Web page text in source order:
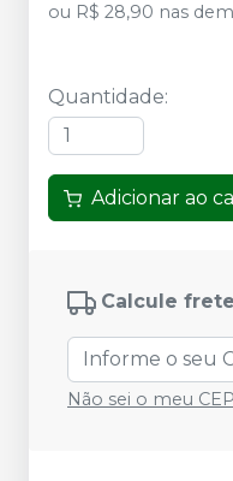
ou R$ 28,90 nas
Quantidade:
Adicionar ao
Calcule
Não sei o meu CEP